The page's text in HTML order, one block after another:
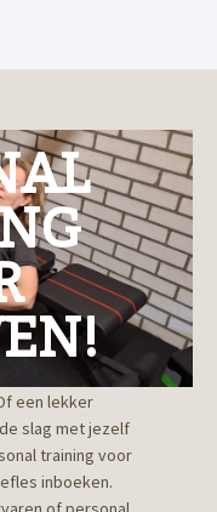
een lekker
slag met jezelf
training voor
inboeken.